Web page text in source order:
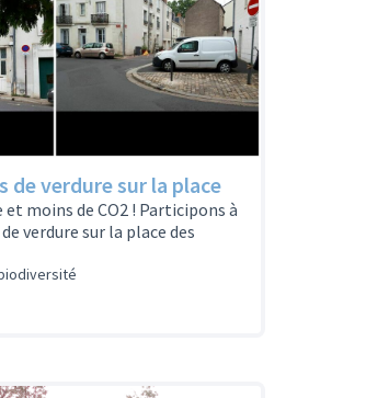
de verdure sur la place
moins de CO2 ! Participons à
verdure sur la place des